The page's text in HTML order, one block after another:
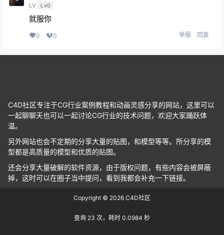
LV Lv0
就服你
0 0 举报 回复
C4D社区专注于CG行业案例教程和动画灵感分享的网站，这里可以
一起聊聊天也可以一起讨论CG行业的技术问题，欢迎大家踊跃体
温。
另外网站也会不定期的分享大量的贴图，和模型等等。所分享的模
型都是高质量的模型和优质的贴图。
还会分享大量破解的软件资源，由于版权问题，有些内容会被屏蔽
掉，这时可以在圈子当中提问，看到我都会补充一下链接。
Copyright © 2026 C4D社区
查询 23 次，耗时 0.0984 秒